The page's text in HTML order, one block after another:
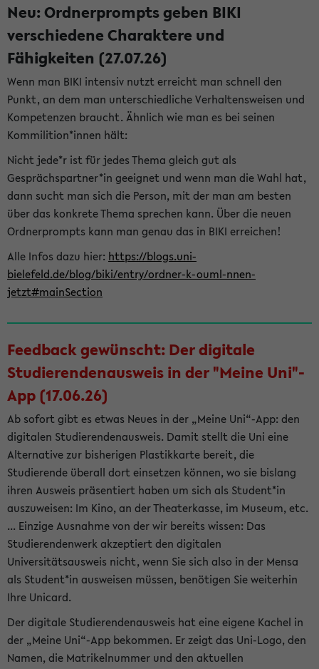
Neu: Ordnerprompts geben BIKI
verschiedene Charaktere und
Fähigkeiten (27.07.26)
Wenn man BIKI intensiv nutzt erreicht man schnell den
Punkt, an dem man unterschiedliche Verhaltensweisen und
Kompetenzen braucht. Ähnlich wie man es bei seinen
Kommilition*innen hält:
Nicht jede*r ist für jedes Thema gleich gut als
Gesprächspartner*in geeignet und wenn man die Wahl hat,
dann sucht man sich die Person, mit der man am besten
über das konkrete Thema sprechen kann. Über die neuen
Ordnerprompts kann man genau das in BIKI erreichen!
Alle Infos dazu hier: https://blogs.uni-
bielefeld.de/blog/biki/entry/ordner-k-ouml-nnen-
jetzt#mainSection
Feedback gewünscht: Der digitale
Studierendenausweis in der "Meine Uni"-
App (17.06.26)
Ab sofort gibt es etwas Neues in der „Meine Uni“-App: den
digitalen Studierendenausweis. Damit stellt die Uni eine
Alternative zur bisherigen Plastikkarte bereit, die
Studierende überall dort einsetzen können, wo sie bislang
ihren Ausweis präsentiert haben um sich als Student*in
auszuweisen: Im Kino, an der Theaterkasse, im Museum, etc.
... Einzige Ausnahme von der wir bereits wissen: Das
Studierendenwerk akzeptiert den digitalen
Universitätsausweis nicht, wenn Sie sich also in der Mensa
als Student*in ausweisen müssen, benötigen Sie weiterhin
Ihre Unicard.
Der digitale Studierendenausweis hat eine eigene Kachel in
der „Meine Uni“-App bekommen. Er zeigt das Uni-Logo, den
Namen, die Matrikelnummer und den aktuellen